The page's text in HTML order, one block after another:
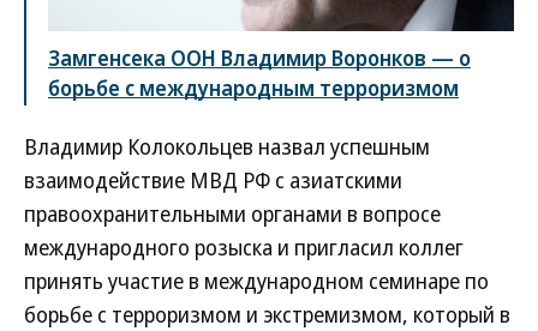
Замгенсека ООН Владимир Воронков — о
борьбе с международным терроризмом
Владимир Колокольцев назвал успешным
взаимодействие МВД РФ с азиатскими
правоохранительными органами в вопросе
международного розыска и пригласил коллег
принять участие в международном семинаре по
борьбе с терроризмом и экстремизмом, который в